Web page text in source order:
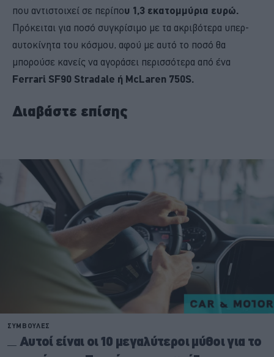
που αντιστοιχεί σε περίπου 1,3 εκατομμύρια ευρώ.
Πρόκειται για ποσό συγκρίσιμο με τα ακριβότερα υπερ-
αυτοκίνητα του κόσμου, αφού με αυτό το ποσό θα
μπορούσε κανείς να αγοράσει περισσότερα από ένα
Ferrari SF90 Stradale ή McLaren 750S.
Διαβάστε επίσης